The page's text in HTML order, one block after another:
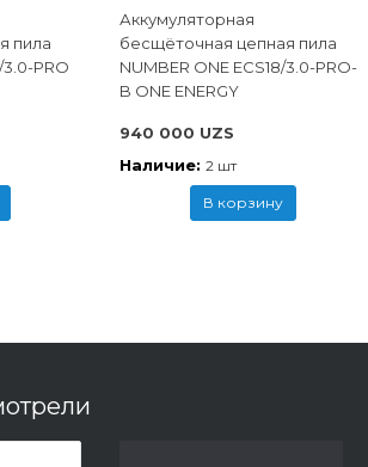
пила
3.0-PRO
Аккумуляторная
бесщёточная цепная пила
NUMBER ONE ECS18/3.0-PRO-
B ONE ENERGY
940 000 UZS
Наличие: 2 шт
В корзину